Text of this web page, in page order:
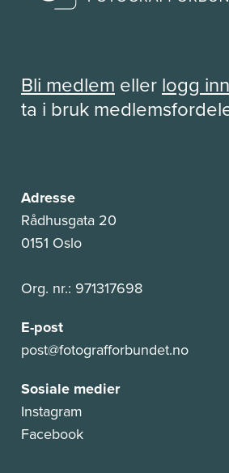
Bli medlem ellerlogg inn
ta i bruk
Adresse
Rådhusgata 20
0151 Oslo
Org. nr.: 971317698
E-post
post@fotografforbundet.no
Sosiale medier
Instagram
Facebook